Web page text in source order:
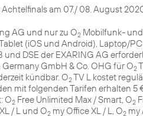
am 07./ 08. August
AG und nur zu O2 Mobilfunk-
(iOS und Android), Laptop/
DSE der EXARING AG
GmbH & Co. OHG für O2
kündbar. O2TV L kostet
mit folgenden Tarifen erhalten
O2 Free Unlimited Max / Smart, O2
/ L und O2 my Office XL / L, O2 my